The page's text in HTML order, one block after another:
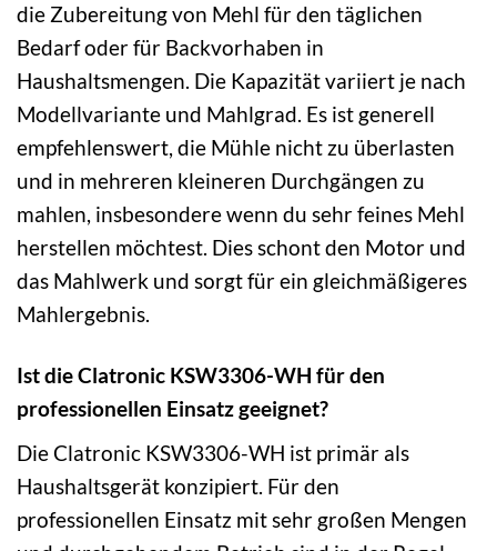
die Zubereitung von Mehl für den täglichen
Bedarf oder für Backvorhaben in
Haushaltsmengen. Die Kapazität variiert je nach
Modellvariante und Mahlgrad. Es ist generell
empfehlenswert, die Mühle nicht zu überlasten
und in mehreren kleineren Durchgängen zu
mahlen, insbesondere wenn du sehr feines Mehl
herstellen möchtest. Dies schont den Motor und
das Mahlwerk und sorgt für ein gleichmäßigeres
Mahlergebnis.
Ist die Clatronic KSW3306-WH für den
professionellen Einsatz geeignet?
Die Clatronic KSW3306-WH ist primär als
Haushaltsgerät konzipiert. Für den
professionellen Einsatz mit sehr großen Mengen